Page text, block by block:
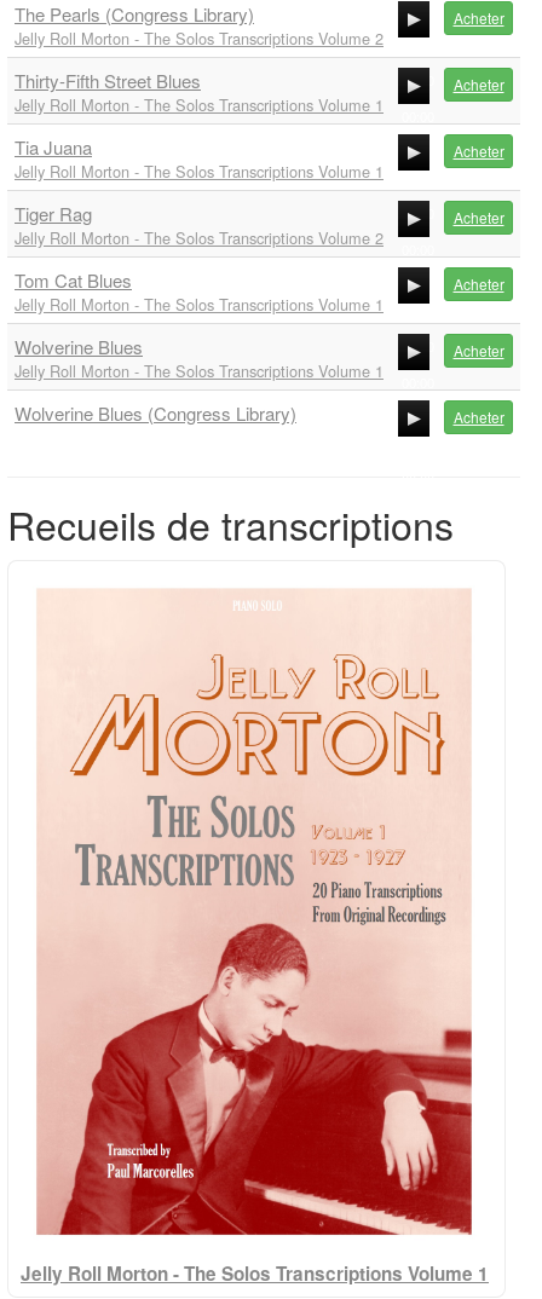
00:00
The Pearls (Congress Library)
Jelly Roll Morton - The Solos Transcriptions Volume 2
00:00
Acheter
Thirty-Fifth Street Blues
Jelly Roll Morton - The Solos Transcriptions Volume 1
00:00
Acheter
Tia Juana
Jelly Roll Morton - The Solos Transcriptions Volume 1
00:00
Acheter
Tiger Rag
Jelly Roll Morton - The Solos Transcriptions Volume 2
00:00
Acheter
Tom Cat Blues
Jelly Roll Morton - The Solos Transcriptions Volume 1
00:00
Acheter
Wolverine Blues
Jelly Roll Morton - The Solos Transcriptions Volume 1
00:00
Acheter
Wolverine Blues (Congress Library) Acheter
Recueils de transcriptions
Jelly Roll Morton - The Solos Transcriptions Volume 1